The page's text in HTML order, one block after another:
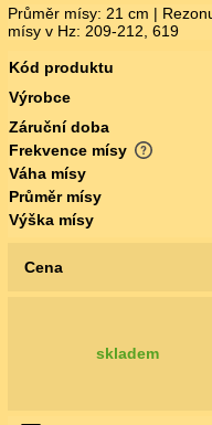
Průměr mísy: 21 cm |
mísy v Hz: 209-212, 619
Kód produktu
Výrobce
Záruční doba
Frekvence mísy
Váha mísy
Průměr mísy
Výška mísy
Cena
skladem